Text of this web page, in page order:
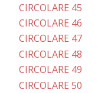
CIRCOLARE 45
CIRCOLARE 46
CIRCOLARE 47
CIRCOLARE 48
CIRCOLARE 49
CIRCOLARE 50